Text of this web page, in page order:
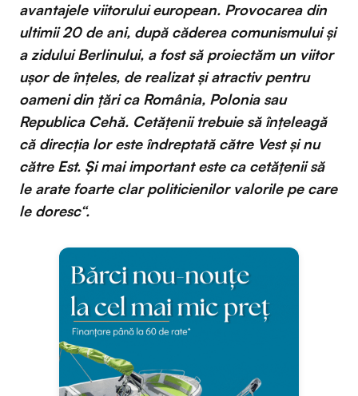
avantajele viitorului european. Provocarea din
ultimii 20 de ani, după căderea comunismului și
a zidului Berlinului, a fost să proiectăm un viitor
ușor de înțeles, de realizat și atractiv pentru
oameni din țări ca România, Polonia sau
Republica Cehă. Cetățenii trebuie să înțeleagă
că direcția lor este îndreptată către Vest și nu
către Est. Și mai important este ca cetățenii să
le arate foarte clar politicienilor valorile pe care
le doresc“.